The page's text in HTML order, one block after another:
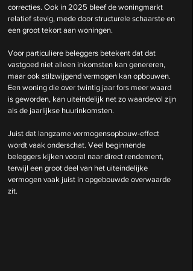
correcties. Ook in 2025 bleef de woningmarkt
relatief stevig, mede door structurele schaarste en
een groot tekort aan woningen.
Voor particuliere beleggers betekent dat dat
vastgoed niet alleen inkomsten kan genereren,
maar ook stilzwijgend vermogen kan opbouwen.
Een woning die over twintig jaar fors meer waard
is geworden, kan uiteindelijk net zo waardevol zijn
als de jaarlijkse huurinkomsten.
Juist dat langzame vermogensopbouw-effect
wordt vaak onderschat. Veel beginnende
beleggers kijken vooral naar direct rendement,
terwijl een groot deel van het uiteindelijke
vermogen vaak juist in opgebouwde overwaarde
zit.